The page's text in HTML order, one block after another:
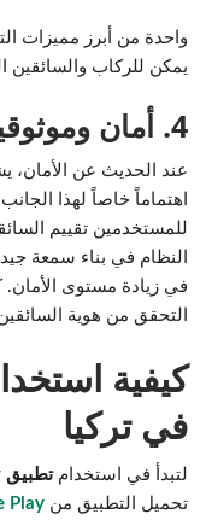
واحدة من أبرز مميزات
يمكن للركاب والسائقين
4. أمان وموثوقية
عند الحديث عن الأمان،
اهتماماً خاصاً لهذا
للمستخدمين تقييم
النظام في بناء سمعة
في زيادة مستوى الأمان.
التحقق من هوية
في تركيا
لتبدأ في استخدامتطبيق
تحميل التطبيق من Play